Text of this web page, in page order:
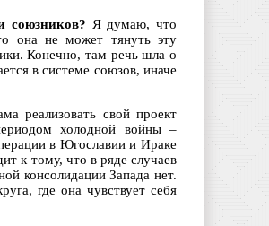
союзников? Я думаю, что
она не может тянуть эту
Конечно, там речь шла о
в системе союзов, иначе
реализовать свой проект
холодной войны –
в Югославии и Ираке
к тому, что в ряде случаев
консолидации Запада нет.
где она чувствует себя